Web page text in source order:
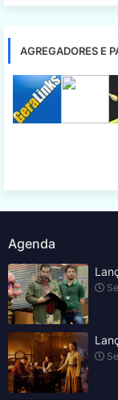
AGREGADORES E
Agenda